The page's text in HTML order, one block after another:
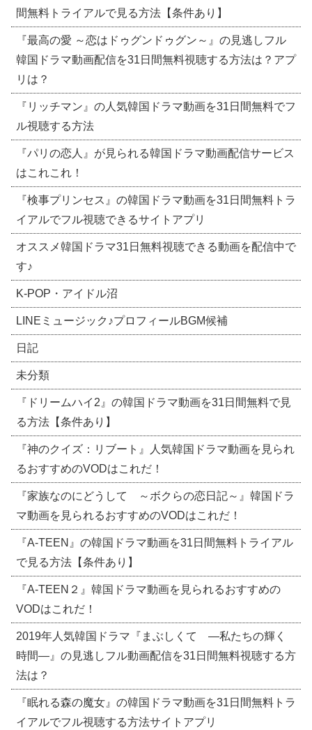
間無料トライアルで見る方法【条件あり】
『最高の愛 ～恋はドゥグンドゥグン～』の見逃しフル
韓国ドラマ動画配信を31日間無料視聴する方法は？アプ
リは？
『リッチマン』の人気韓国ドラマ動画を31日間無料でフ
ル視聴する方法
『パリの恋人』が見られる韓国ドラマ動画配信サービス
はこれこれ！
『検事プリンセス』の韓国ドラマ動画を31日間無料トラ
イアルでフル視聴できるサイトアプリ
オススメ韓国ドラマ31日無料視聴できる動画を配信中で
す♪
​K-POP・アイドル沼
LINEミュージック♪プロフィールBGM候補
日記
未分類
『ドリームハイ2』の韓国ドラマ動画を31日間無料で見
る方法【条件あり】
『神のクイズ：リブート』人気韓国ドラマ動画を見られ
るおすすめのVODはこれだ！
『家族なのにどうして ～ボクらの恋日記～』韓国ドラ
マ動画を見られるおすすめのVODはこれだ！
『A-TEEN』の韓国ドラマ動画を31日間無料トライアル
で見る方法【条件あり】
『A-TEEN２』韓国ドラマ動画を見られるおすすめの
VODはこれだ！
2019年人気韓国ドラマ『まぶしくて ―私たちの輝く
時間―』の見逃しフル動画配信を31日間無料視聴する方
法は？
『眠れる森の魔女』の韓国ドラマ動画を31日間無料トラ
イアルでフル視聴する方法サイトアプリ